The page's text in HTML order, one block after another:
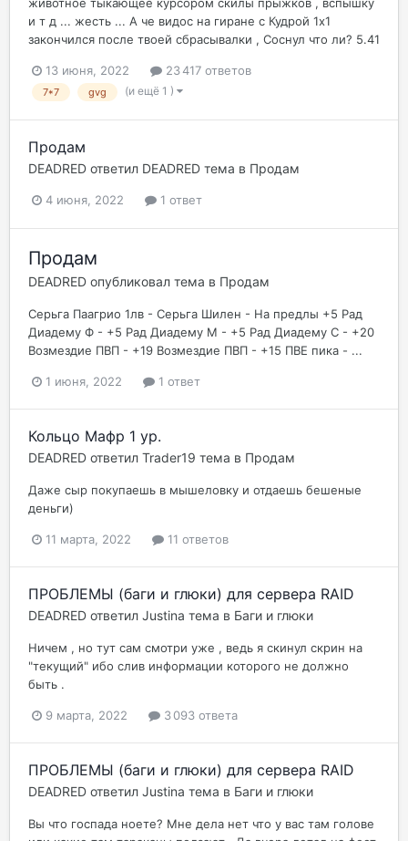
и т д ... жесть ... А че видос на гиране с Кудрой 1x1
закончился после твоей сбрасывалки , Соснул что ли? 5.41
13 июня, 2022 23 417 ответов
7*7 gvg (и ещё 1 )
Продам
DEADRED ответил DEADRED тема в Продам
4 июня, 2022 1 ответ
Продам
DEADRED опубликовал тема в Продам
Серьга Паагрио 1лв - Серьга Шилен - На предлы +5 Рад
Диадему Ф - +5 Рад Диадему М - +5 Рад Диадему С - +20
Возмездие ПВП - +19 Возмездие ПВП - +15 ПВЕ пика - ...
1 июня, 2022 1 ответ
Кольцо Мафр 1 ур.
DEADRED ответил Trader19 тема в Продам
Даже сыр покупаешь в мышеловку и отдаешь бешеные
деньги)
11 марта, 2022 11 ответов
ПРОБЛЕМЫ (баги и глюки) для сервера RAID
DEADRED ответил Justina тема в Баги и глюки
Ничем , но тут сам смотри уже , ведь я скинул скрин на
"текущий" ибо слив информации которого не должно
быть .
9 марта, 2022 3 093 ответа
ПРОБЛЕМЫ (баги и глюки) для сервера RAID
DEADRED ответил Justina тема в Баги и глюки
Вы что госпада ноете? Мне дела нет что у вас там голове